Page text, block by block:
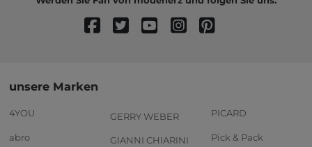
unsere Marken
4YOU
abro
GERRY WEBER
GIANNI CHIARINI
PICARD
Pick & Pack